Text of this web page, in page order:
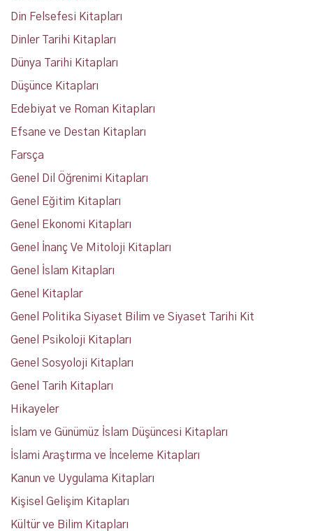
Din Felsefesi Kitapları
Dinler Tarihi Kitapları
Dünya Tarihi Kitapları
Düşünce Kitapları
Edebiyat ve Roman Kitapları
Efsane ve Destan Kitapları
Farsça
Genel Dil Öğrenimi Kitapları
Genel Eğitim Kitapları
Genel Ekonomi Kitapları
Genel İnanç Ve Mitoloji Kitapları
Genel İslam Kitapları
Genel Kitaplar
Genel Politika Siyaset Bilim ve Siyaset Tarihi Kit
Genel Psikoloji Kitapları
Genel Sosyoloji Kitapları
Genel Tarih Kitapları
Hikayeler
İslam ve Günümüz İslam Düşüncesi Kitapları
İslami Araştırma ve İnceleme Kitapları
Kanun ve Uygulama Kitapları
Kişisel Gelişim Kitapları
Kültür ve Bilim Kitapları